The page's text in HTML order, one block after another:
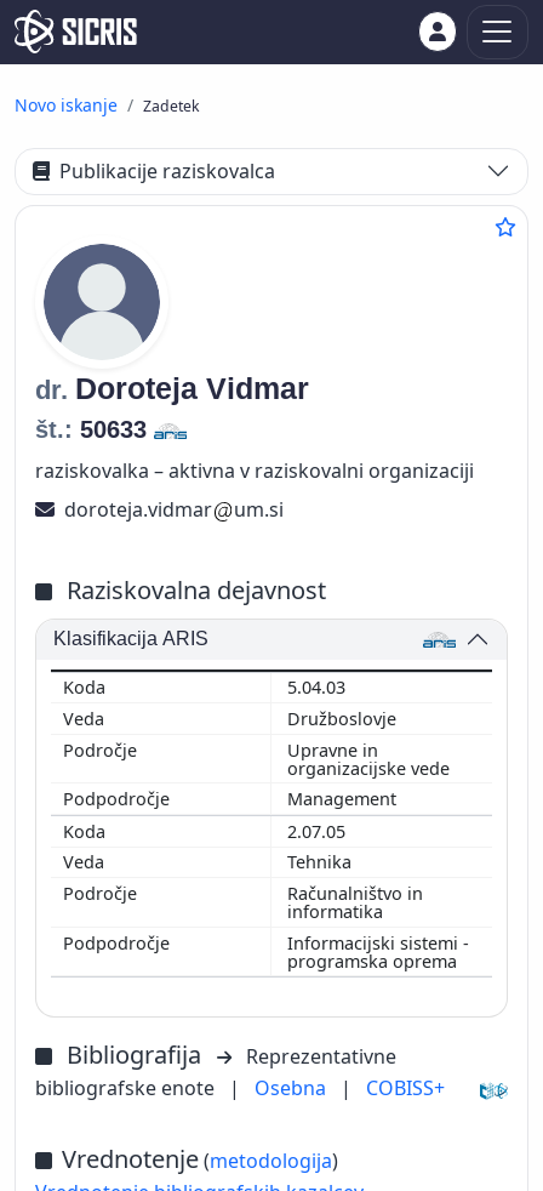
Novo iskanje Zadetek
Publikacije raziskovalca
dr. Doroteja Vidmar
št.: 50633
raziskovalka – aktivna v raziskovalni organizaciji
doroteja.vidmar
um.si
Raziskovalna dejavnost
Klasifikacija ARIS
5.04.03
Družboslovje
Upravne in
organizacijske vede
Management
2.07.05
Tehnika
Računalništvo in
informatika
Informacijski sistemi -
programska oprema
Bibliografija
Reprezentativne
bibliografske enote
| Osebna | COBISS+
Vrednotenje(metodologija)